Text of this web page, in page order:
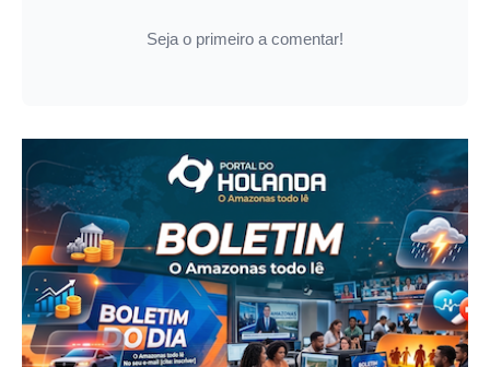
Seja o primeiro a comentar!